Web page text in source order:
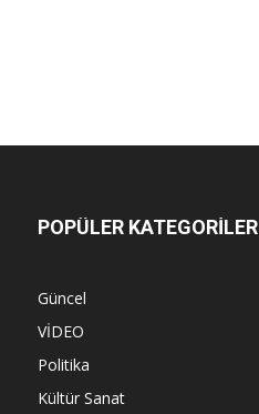
POPÜLER KATEGORİLER
Güncel
VİDEO
Politika
Kültür Sanat